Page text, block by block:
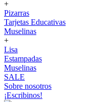
+
Pizarras
Tarjetas Educativas
Muselinas
+
Lisa
Estampadas
Muselinas
SALE
Sobre nosotros
¡Escribinos!